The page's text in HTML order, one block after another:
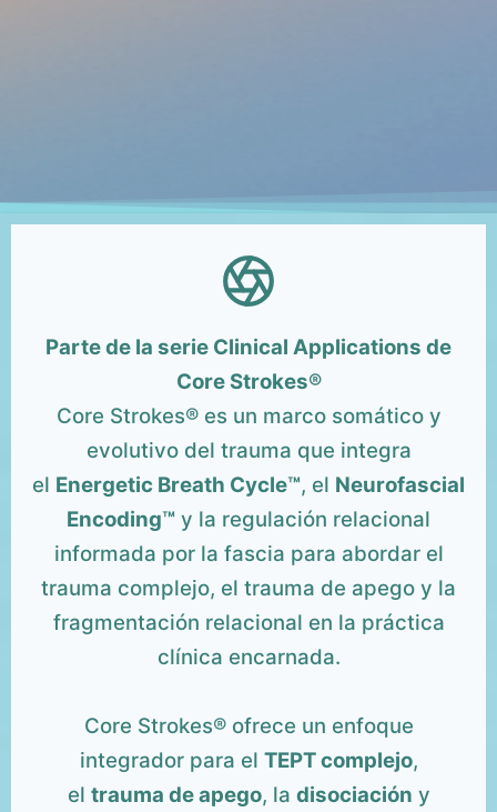
Parte de la serie Clinical Applications de
Core Strokes®
Core Strokes® es un marco somático y
evolutivo del trauma que integra
el Energetic Breath Cycle™, el Neurofascial
Encoding™ y la regulación relacional
informada por la fascia para abordar el
trauma complejo, el trauma de apego y la
fragmentación relacional en la práctica
clínica encarnada.
Core Strokes® ofrece un enfoque
integrador para el TEPT complejo,
el trauma de apego, la disociación y